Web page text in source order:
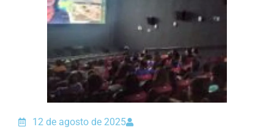
12 de agosto de 2025